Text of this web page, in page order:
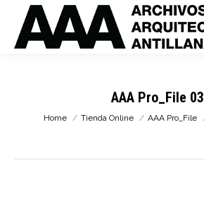
AAA Pro_File 03
You are here:
Home Tienda Online AAA Pro_File